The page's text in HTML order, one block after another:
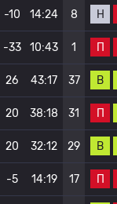
-10 14:24 8 Н
-33 10:43 1 П
26 43:17 37 В
20 38:18 31 П
20 32:12 29 В
-5 14:19 17 П